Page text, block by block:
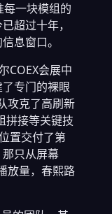
一块模组的
超过十年，
息窗口。
COEX会展中
专门的裸眼
攻克了高刷新
拼接等关键技
置交付了第
只从屏幕
放量，春熙路